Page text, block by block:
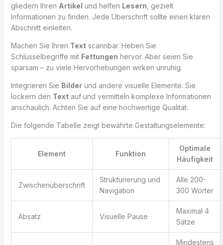
gliedern Ihren Artikel und helfen Lesern , gezielt
Informationen zu finden. Jede Überschrift sollte einen klaren
Abschnitt einleiten.
Machen Sie Ihren Textscannbar. Heben Sie
Schlüsselbegriffe mit Fettungen hervor. Aber seien Sie
sparsam – zu viele Hervorhebungen wirken unruhig.
Integrieren Sie Bilderund andere visuelle Elemente. Sie
lockern den Textauf und vermitteln komplexe Informationen
anschaulich. Achten Sie auf eine hochwertige Qualität.
Die folgende Tabelle zeigt bewährte Gestaltungselemente:
Element Funktion
Optimale
Häufigkeit
Zwischenüberschrift
Strukturierung und
Navigation
Alle 200-
300 Wörter
Absatz Visuelle Pause
Maximal 4
Sätze
Mindestens